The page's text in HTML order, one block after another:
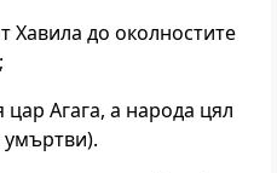
Хавила до околностите
Агага, а народа цял